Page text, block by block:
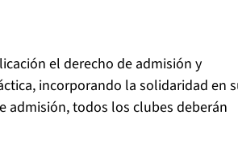
el derecho de admisión y
, incorporando la solidaridad en
admisión, todos los clubes deberán